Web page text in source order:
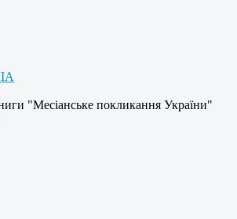
"Месіанське покликання України"